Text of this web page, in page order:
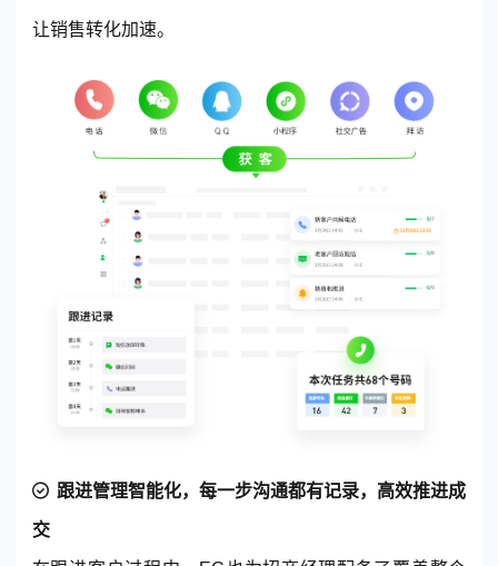
让销售转化加速。
跟进管理智能化，每一步沟通都有记录，高效推进成
交